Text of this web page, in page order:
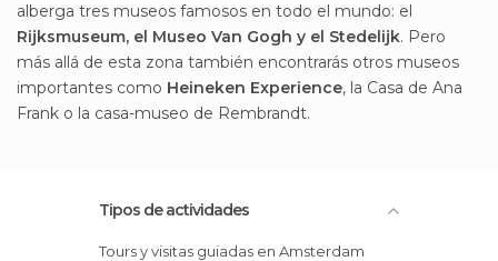
alberga tres museos famosos en todo el mundo: el
Rijksmuseum, el Museo Van Gogh y el Stedelijk. Pero
más allá de esta zona también encontrarás otros museos
importantes como Heineken Experience, la Casa de Ana
Frank o la casa-museo de Rembrandt.
Tipos de actividades
Tours y visitas guiadas en Amsterdam